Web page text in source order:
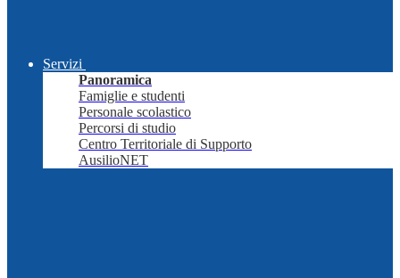
Servizi
Panoramica
Famiglie e studenti
Personale scolastico
Percorsi di studio
Centro Territoriale di Supporto
AusilioNET